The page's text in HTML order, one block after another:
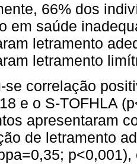
66% dos
em saúde
letramento
letramento
se correlação
e o S-TOFHLA
apresentaram
de letramento